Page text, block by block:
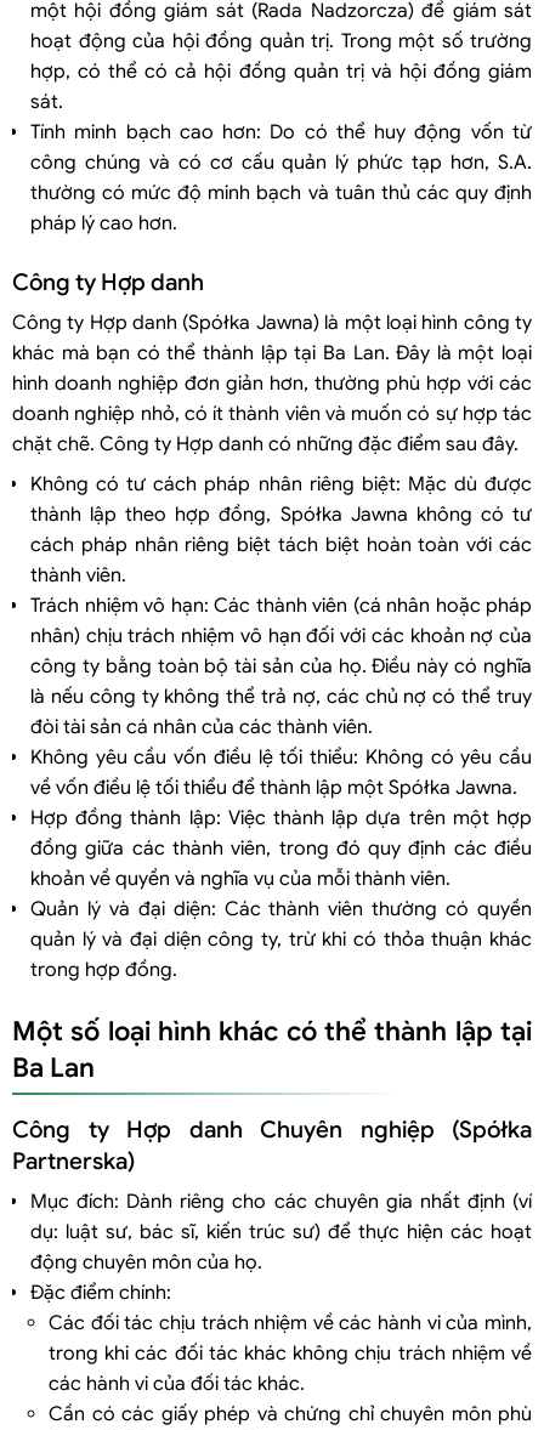
một hội đồng giám sát (Rada Nadzorcza) để giám sát
hoạt động của hội đồng quản trị. Trong một số trường
hợp, có thể có cả hội đồng quản trị và hội đồng giám
sát.
Tính minh bạch cao hơn: Do có thể huy động vốn từ
công chúng và có cơ cấu quản lý phức tạp hơn, S.A.
thường có mức độ minh bạch và tuân thủ các quy định
pháp lý cao hơn.
Công ty Hợp danh
Công ty Hợp danh (Spółka Jawna) là một loại hình công ty
khác mà bạn có thể thành lập tại Ba Lan. Đây là một loại
hình doanh nghiệp đơn giản hơn, thường phù hợp với các
doanh nghiệp nhỏ, có ít thành viên và muốn có sự hợp tác
chặt chẽ. Công ty Hợp danh có những đặc điểm sau đây.
Không có tư cách pháp nhân riêng biệt: Mặc dù được
thành lập theo hợp đồng, Spółka Jawna không có tư
cách pháp nhân riêng biệt tách biệt hoàn toàn với các
thành viên.
Trách nhiệm vô hạn: Các thành viên (cá nhân hoặc pháp
nhân) chịu trách nhiệm vô hạn đối với các khoản nợ của
công ty bằng toàn bộ tài sản của họ. Điều này có nghĩa
là nếu công ty không thể trả nợ, các chủ nợ có thể truy
đòi tài sản cá nhân của các thành viên.
Không yêu cầu vốn điều lệ tối thiểu: Không có yêu cầu
về vốn điều lệ tối thiểu để thành lập một Spółka Jawna.
Hợp đồng thành lập: Việc thành lập dựa trên một hợp
đồng giữa các thành viên, trong đó quy định các điều
khoản về quyền và nghĩa vụ của mỗi thành viên.
Quản lý và đại diện: Các thành viên thường có quyền
quản lý và đại diện công ty, trừ khi có thỏa thuận khác
trong hợp đồng.
Một số loại hình khác có thể thành lập tại
Ba Lan
Công ty Hợp danh Chuyên nghiệp (Spółka
Partnerska)
Mục đích: Dành riêng cho các chuyên gia nhất định (ví
dụ: luật sư, bác sĩ, kiến trúc sư) để thực hiện các hoạt
động chuyên môn của họ.
Đặc điểm chính:
Các đối tác chịu trách nhiệm về các hành vi của mình,
trong khi các đối tác khác không chịu trách nhiệm về
các hành vi của đối tác khác.
Cần có các giấy phép và chứng chỉ chuyên môn phù